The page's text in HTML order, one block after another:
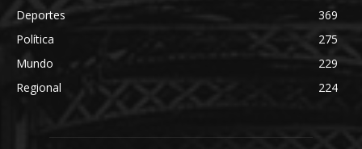
Deportes
369
Política
275
Mundo
229
Regional
224